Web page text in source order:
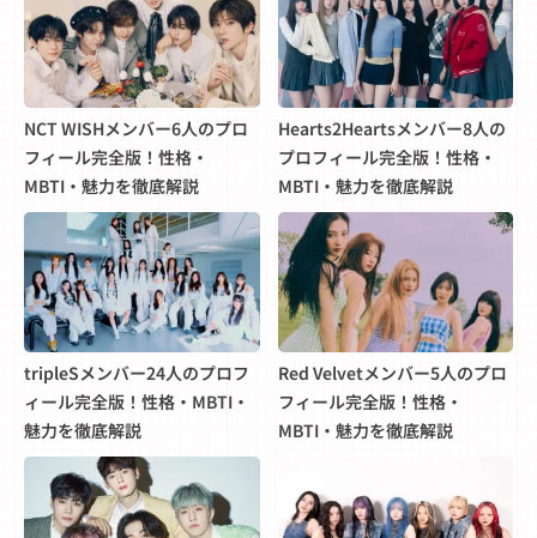
NCT WISHメンバー6人のプロ
フィール完全版！性格・
MBTI・魅力を徹底解説
Hearts2Heartsメンバー8人の
プロフィール完全版！性格・
MBTI・魅力を徹底解説
tripleSメンバー24人のプロフ
ィール完全版！性格・MBTI・
魅力を徹底解説
Red Velvetメンバー5人のプロ
フィール完全版！性格・
MBTI・魅力を徹底解説